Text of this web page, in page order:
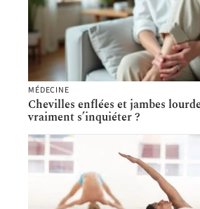
MÉDECINE
Chevilles enflées et jambes
vraiment s’inquiéter ?